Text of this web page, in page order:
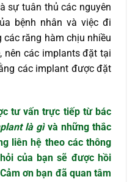
sự tuân thủ các nguyên
bệnh nhân và việc đi
các răng hàm chịu nhiều
nên các implants đặt tại
các implant được đặt
tư vấn trực tiếp từ bác
là gìvà những thắc
liên hệ theo các thông
của bạn sẽ được hồi
ơn bạn đã quan tâm